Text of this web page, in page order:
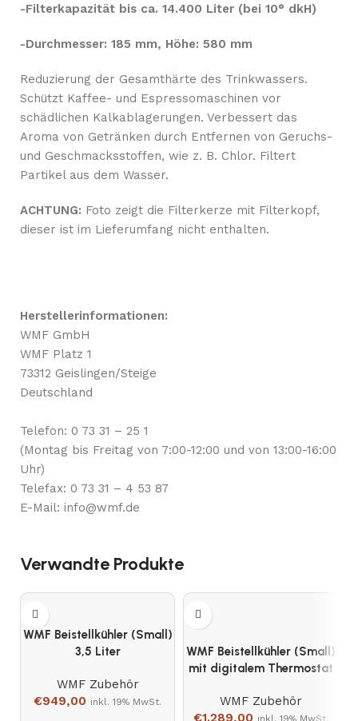
-Filterkapazität bis ca. 14.400 Liter (bei 10° dkH)
-Durchmesser: 185 mm, Höhe: 580 mm
Reduzierung der Gesamthärte des Trinkwassers.
Schützt Kaffee- und Espressomaschinen vor
schädlichen Kalkablagerungen. Verbessert das
Aroma von Getränken durch Entfernen von Geruchs-
und Geschmacksstoffen, wie z. B. Chlor. Filtert
Partikel aus dem Wasser.
ACHTUNG: Foto zeigt die Filterkerze mit Filterkopf,
dieser ist im Lieferumfang nicht enthalten.
Herstellerinformationen:
WMF GmbH
WMF Platz 1
73312 Geislingen/Steige
Deutschland
Telefon: 0 73 31 – 25 1
(Montag bis Freitag von 7:00-12:00 und von 13:00-16:00
Uhr)
Telefax: 0 73 31 – 4 53 87
E-Mail: info@wmf.de
Verwandte Produkte
WMF Beistellkühler (Small)
3,5 Liter
WMF Zubehör
€949,00 inkl. 19% MwSt.
WMF Beistellkühler (Small)
mit digitalem Thermostat
WMF Zubehör
€1.289,00 inkl. 19% MwSt.